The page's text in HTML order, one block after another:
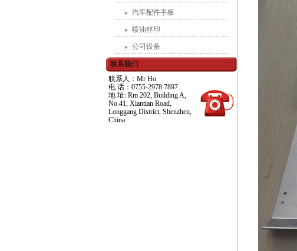
汽车配件手板
喷油丝印
公司设备
联系我们
联系人：Mr Ho
电 话：0755-2978 7897
地 址: Rm 202, Building A,
No.41, Xiantian Road,
Longgang District, Shenzhen,
China